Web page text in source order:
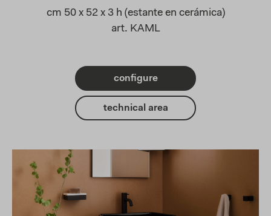
cm 50 x 52 x 3 h (estante en cerámica)
art. KAML
configure
technical area